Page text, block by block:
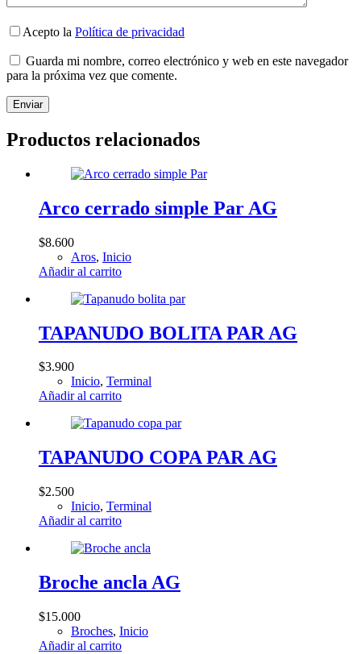
Acepto la Política de privacidad
Guarda mi nombre, correo electrónico y web en este navegador
para la próxima vez que comente.
Enviar
Productos relacionados
Arco cerrado simple Par AG
$8.600
Aros, Inicio
Añadir al carrito
TAPANUDO BOLITA PAR AG
$3.900
Inicio, Terminal
Añadir al carrito
TAPANUDO COPA PAR AG
$2.500
Inicio, Terminal
Añadir al carrito
Broche ancla AG
$15.000
Broches, Inicio
Añadir al carrito